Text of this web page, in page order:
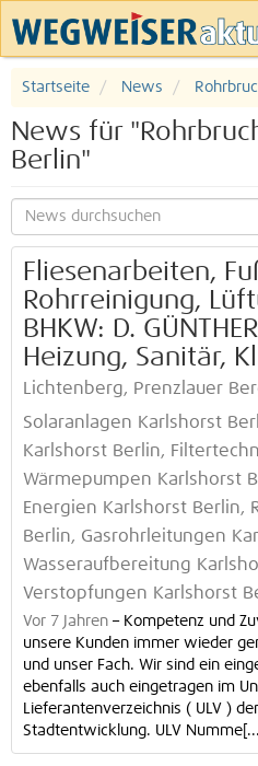
Startseite News
News für
Berlin"
Fliesenarbeiten,
Rohrreinigung,
BHKW: D.
Heizung, Sanitär,
Lichtenberg, Prenzlauer
Solaranlagen Karlshorst
Karlshorst Berlin,
Wärmepumpen Karlshorst
Energien Karlshorst Berlin,
Berlin, Gasrohrleitungen
Wasseraufbereitung
Verstopfungen Karlshorst
Vor 7 Jahren – Kompetenz und
unsere Kunden immer wieder
und unser Fach. Wir sind ein
ebenfalls auch eingetragen im
Lieferantenverzeichnis ( ULV )
Stadtentwicklung. ULV Numme[...]